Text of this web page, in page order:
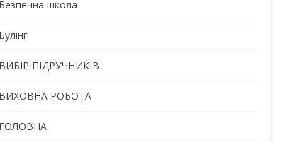
Безпечна школа
Булінг
ВИБІР ПІДРУЧНИКІВ
ВИХОВНА РОБОТА
ГОЛОВНА